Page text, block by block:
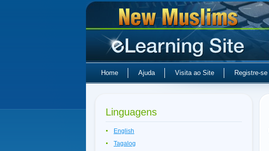
Home Ajuda Visita ao Site Registre-se
Linguagens
English
Tagalog